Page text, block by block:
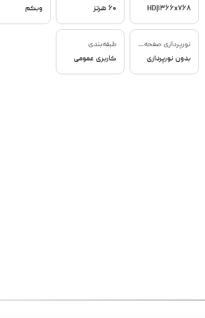
HD|۱۳۶۶x۷۶۸
۶۰ هرتز
وبکم
نورپردازی صفحه کلید
بدون نورپردازی
طبقه‌بندی
کاربری عمومی